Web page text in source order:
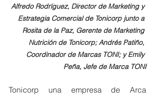
Alfredo Rodríguez, Director de Marketing y
Estrategia Comercial de Tonicorp junto a
Rosita de la Paz, Gerente de Marketing
Nutrición de Tonicorp; Andrés Patiño,
Coordinador de Marcas TONI; y Emily
Peña, Jefe de Marca TONI
Tonicorp una empresa de Arca